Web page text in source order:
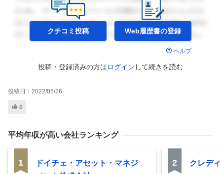
クチコミ投稿 Web履歴書の登録
ヘルプ
投稿・登録済みの方はログイン して続きを読む
投稿日： 2022/05/26
0
平均年収が高い会社ランキング
1
ドイチェ・アセット・マネジ
2 クレデ